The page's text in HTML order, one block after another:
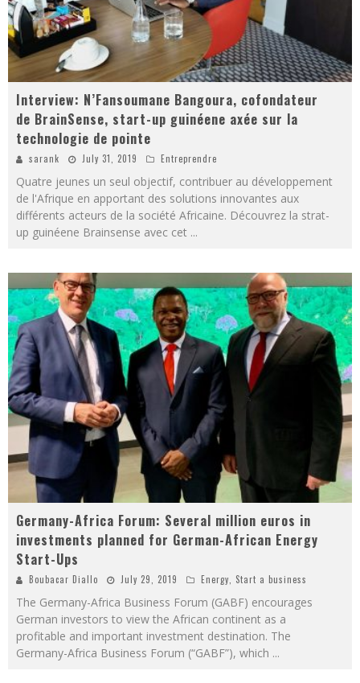
Interview: N’Fansoumane Bangoura, cofondateur
de BrainSense, start-up guinéene axée sur la
technologie de pointe
sarank July 31, 2019 Entreprendre
Quatre jeunes un seul objectif, contribuer au développement
de l'Afrique en apportant des solutions innovantes aux
différents acteurs de la société Africaine. Découvrez la strat-
up guinéene Brainsense avec cet ...
Germany-Africa Forum: Several million euros in
investments planned for German-African Energy
Start-Ups
Boubacar Diallo July 29, 2019 Energy Start a business
The Germany-Africa Business Forum (GABF) encourages
German investors to view the African continent as a
profitable and important investment destination. The
Germany-Africa Business Forum (“GABF”), which ...